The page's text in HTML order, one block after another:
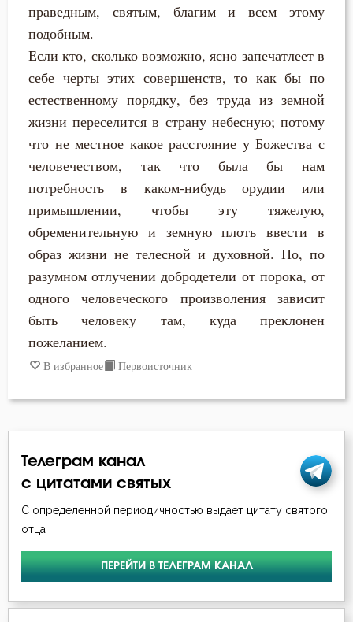
Борьба
Будущее
Вечные муки
Воздержание
Воля Божия
Воплощение
Воскресение
Воспитание
Гадание
Гнев Божий
Ефрем Сирин
Игнатий Брянчанинов
Илия Екдик
Иосиф Оптинский (Литовкин)
Исидор Пелусиот
Исихий Иерусалимский
Макарий Великий
Максим Грек
Петр Дамаскин
Симеон Новый Богослов
Феодор Студит
Феофан Затворник
праведным, святым, благим и всем этому
подобным.
Если кто, сколько возможно, ясно запечатлеет в
себе черты этих совершенств, то как бы по
естественному порядку, без труда из земной
жизни переселится в страну небесную; потому
что не местное какое расстояние у Божества с
человечеством, так что была бы нам
потребность в каком-нибудь орудии или
примышлении, чтобы эту тяжелую,
обременительную и земную плоть ввести в
образ жизни не телесной и духовной. Но, по
разумном отлучении добродетели от порока, от
одного человеческого произволения зависит
быть человеку там, куда преклонен
пожеланием.
В избранное Первоисточник
Телеграм канал
с цитатами святых
С определенной периодичностью выдает цитату святого
отца
ПЕРЕЙТИ В ТЕЛЕГРАМ КАНАЛ